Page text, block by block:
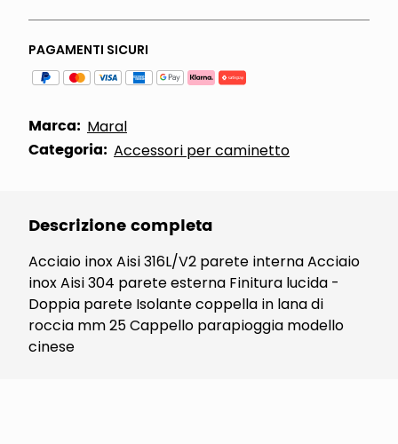
PAGAMENTI SICURI
Marca: Maral
Categoria: Accessori per caminetto
Descrizione completa
Acciaio inox Aisi 316L/V2 parete interna Acciaio
inox Aisi 304 parete esterna Finitura lucida -
Doppia parete Isolante coppella in lana di
roccia mm 25 Cappello parapioggia modello
cinese